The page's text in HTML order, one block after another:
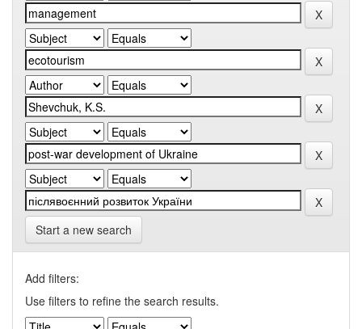
Start a new search
Add filters:
Use filters to refine the search results.